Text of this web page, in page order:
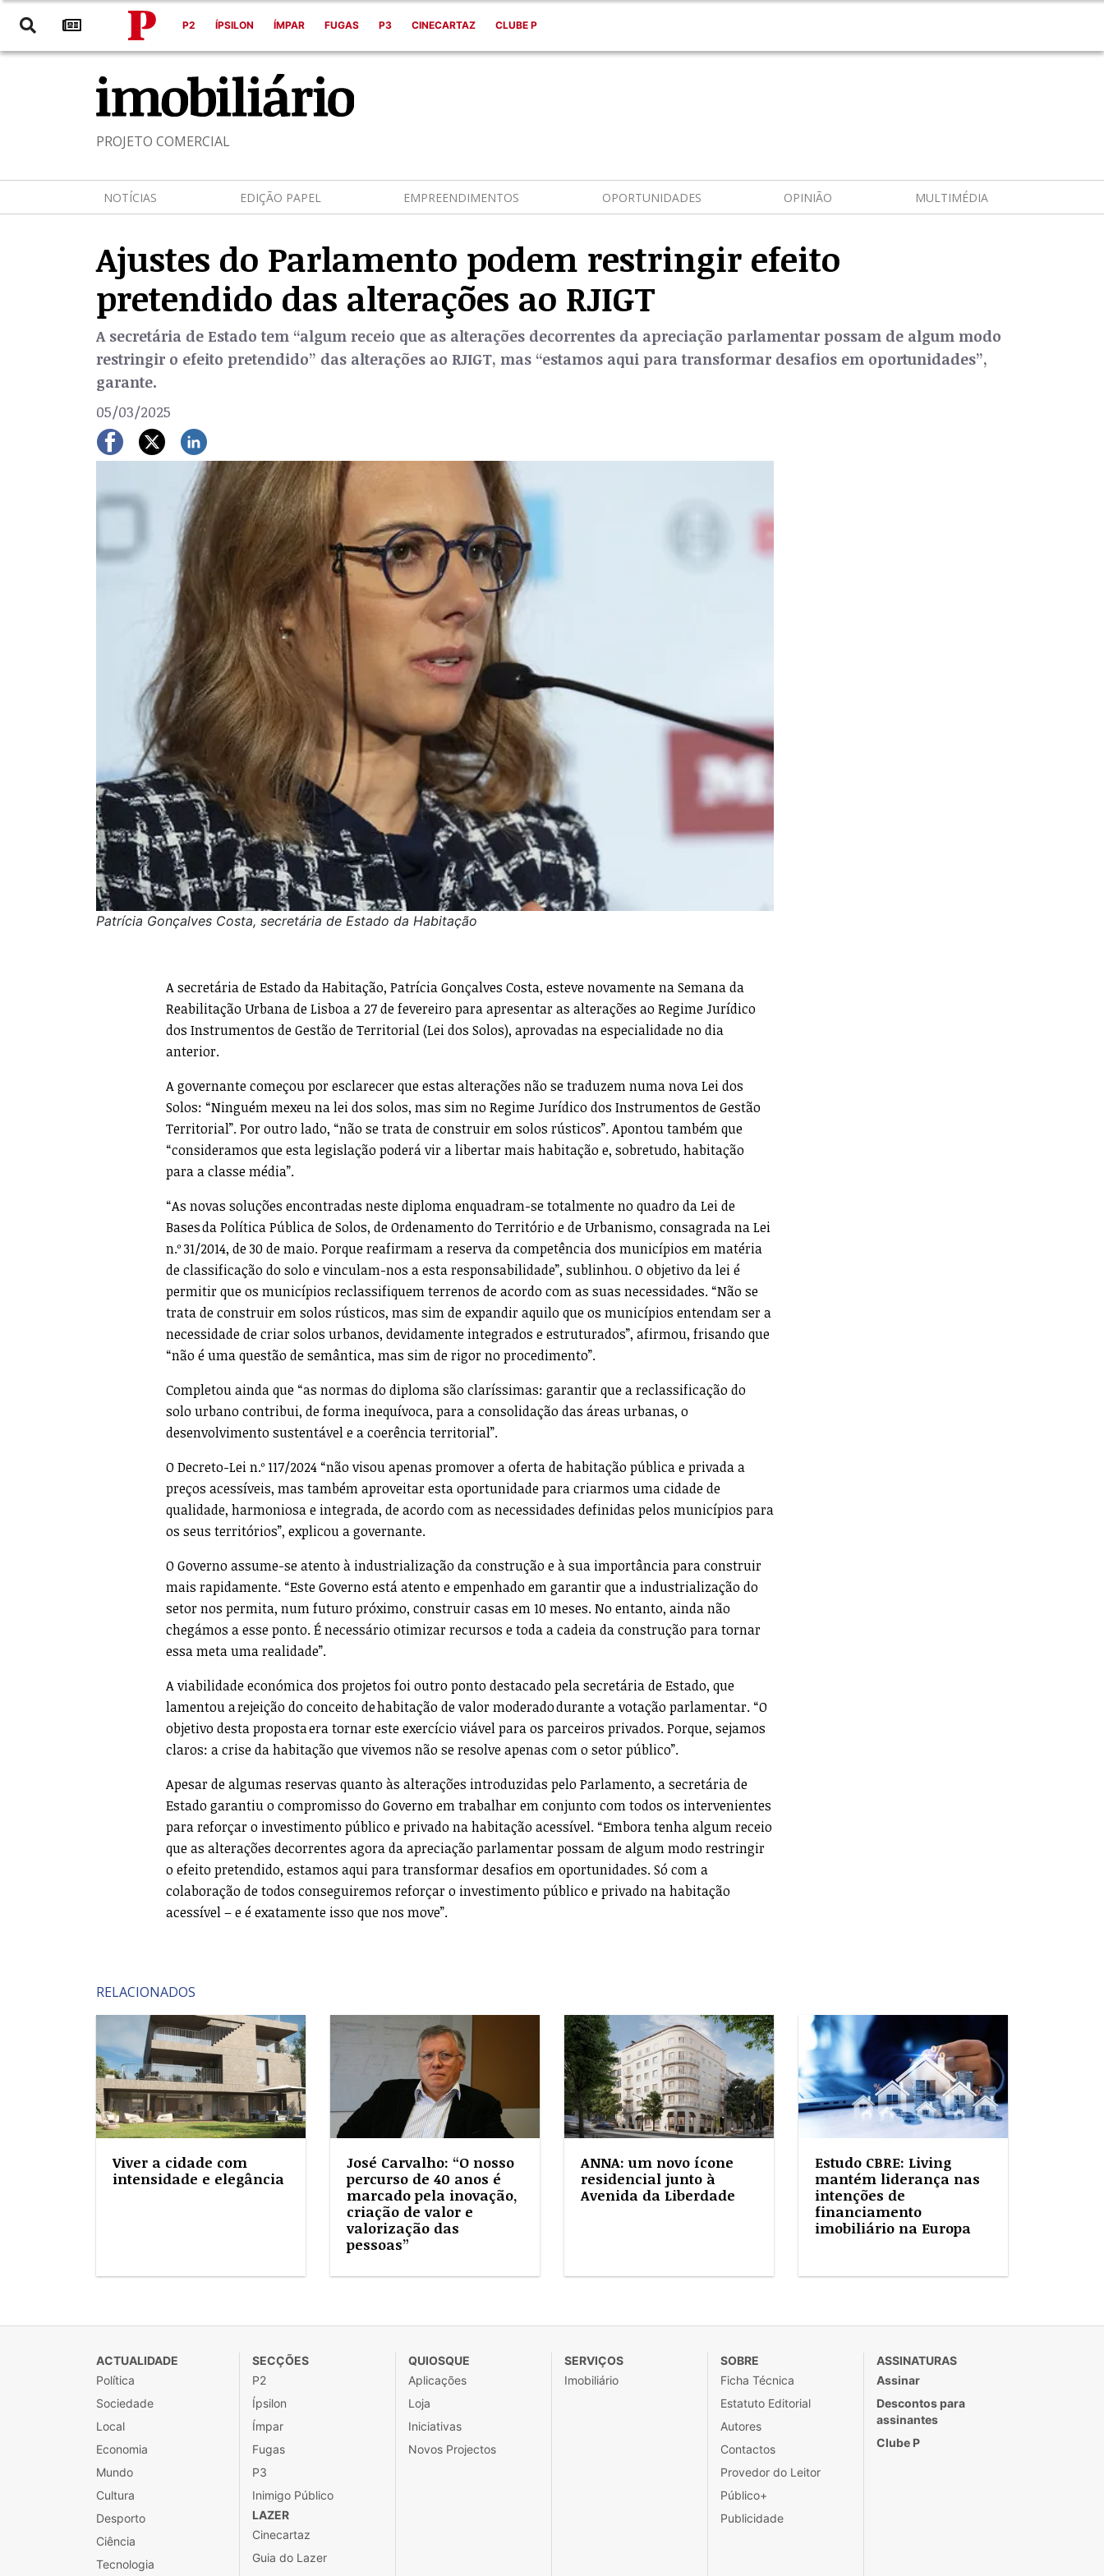
P2 ÍPSILON ÍMPAR FUGAS P3 CINECARTAZ CLUBE P
PROJETO COMERCIAL
NOTÍCIAS EDIÇÃO PAPEL EMPREENDIMENTOS OPORTUNIDADES OPINIÃO MULTIMÉDIA
Ajustes do Parlamento podem restringir efeito
pretendido das alterações ao RJIGT
A secretária de Estado tem “algum receio que as alterações decorrentes da apreciação parlamentar possam de algum modo
restringir o efeito pretendido” das alterações ao RJIGT, mas “estamos aqui para transformar desafios em oportunidades”,
garante.
05/03/2025
Patrícia Gonçalves Costa, secretária de Estado da Habitação
A secretária de Estado da Habitação, Patrícia Gonçalves Costa, esteve novamente na Semana da
Reabilitação Urbana de Lisboa a 27 de fevereiro para apresentar as alterações ao Regime Jurídico
dos Instrumentos de Gestão de Territorial (Lei dos Solos), aprovadas na especialidade no dia
anterior.
A governante começou por esclarecer que estas alterações não se traduzem numa nova Lei dos
Solos: “Ninguém mexeu na lei dos solos, mas sim no Regime Jurídico dos Instrumentos de Gestão
Territorial”. Por outro lado, “não se trata de construir em solos rústicos”. Apontou também que
“consideramos que esta legislação poderá vir a libertar mais habitação e, sobretudo, habitação
para a classe média”.
“As novas soluções encontradas neste diploma enquadram-se totalmente no quadro da Lei de
Bases da Política Pública de Solos, de Ordenamento do Território e de Urbanismo, consagrada na Lei
n.º 31/2014, de 30 de maio. Porque reafirmam a reserva da competência dos municípios em matéria
de classificação do solo e vinculam-nos a esta responsabilidade”, sublinhou. O objetivo da lei é
permitir que os municípios reclassifiquem terrenos de acordo com as suas necessidades. “Não se
trata de construir em solos rústicos, mas sim de expandir aquilo que os municípios entendam ser a
necessidade de criar solos urbanos, devidamente integrados e estruturados”, afirmou, frisando que
“não é uma questão de semântica, mas sim de rigor no procedimento”.
Completou ainda que “as normas do diploma são claríssimas: garantir que a reclassificação do
solo urbano contribui, de forma inequívoca, para a consolidação das áreas urbanas, o
desenvolvimento sustentável e a coerência territorial”.
O Decreto-Lei n.º 117/2024 “não visou apenas promover a oferta de habitação pública e privada a
preços acessíveis, mas também aproveitar esta oportunidade para criarmos uma cidade de
qualidade, harmoniosa e integrada, de acordo com as necessidades definidas pelos municípios para
os seus territórios”, explicou a governante.
O Governo assume-se atento à industrialização da construção e à sua importância para construir
mais rapidamente. “Este Governo está atento e empenhado em garantir que a industrialização do
setor nos permita, num futuro próximo, construir casas em 10 meses. No entanto, ainda não
chegámos a esse ponto. É necessário otimizar recursos e toda a cadeia da construção para tornar
essa meta uma realidade”.
A viabilidade económica dos projetos foi outro ponto destacado pela secretária de Estado, que
lamentou a rejeição do conceito de habitação de valor moderado durante a votação parlamentar. “O
objetivo desta proposta era tornar este exercício viável para os parceiros privados. Porque, sejamos
claros: a crise da habitação que vivemos não se resolve apenas com o setor público”.
Apesar de algumas reservas quanto às alterações introduzidas pelo Parlamento, a secretária de
Estado garantiu o compromisso do Governo em trabalhar em conjunto com todos os intervenientes
para reforçar o investimento público e privado na habitação acessível. “Embora tenha algum receio
que as alterações decorrentes agora da apreciação parlamentar possam de algum modo restringir
o efeito pretendido, estamos aqui para transformar desafios em oportunidades. Só com a
colaboração de todos conseguiremos reforçar o investimento público e privado na habitação
acessível – e é exatamente isso que nos move”.
RELACIONADOS
Viver a cidade com
intensidade e elegância
José Carvalho: “O nosso
percurso de 40 anos é
marcado pela inovação,
criação de valor e
valorização das
pessoas”
ANNA: um novo ícone
residencial junto à
Avenida da Liberdade
Estudo CBRE: Living
mantém liderança nas
intenções de
financiamento
imobiliário na Europa
ACTUALIDADE
Política
Sociedade
Local
Economia
Mundo
Cultura
Desporto
Ciência
Tecnologia
SECÇÕES
P2
Ípsilon
Ímpar
Fugas
P3
Inimigo Público
LAZER
Cinecartaz
Guia do Lazer
QUIOSQUE
Aplicações
Loja
Iniciativas
Novos Projectos
SERVIÇOS
Imobiliário
SOBRE
Ficha Técnica
Estatuto Editorial
Autores
Contactos
Provedor do Leitor
Público+
Publicidade
ASSINATURAS
Assinar
Descontos para
assinantes
Clube P